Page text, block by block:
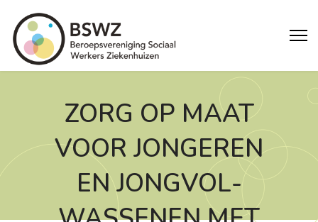
ZORG OP MAAT
VOOR JONGEREN
EN JONG­VOL­